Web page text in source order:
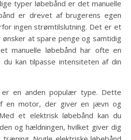
typer løbebånd er det manuelle
er drevet af brugerens egen
ingen strømtilslutning. Det er et
at spare penge og samtidig
manuelle løbebånd har ofte en
kan tilpasse intensiteten af din
er en anden populær type. Dette
en motor, der giver en jævn og
et elektrisk løbebånd kan du
og hældningen, hvilket giver dig